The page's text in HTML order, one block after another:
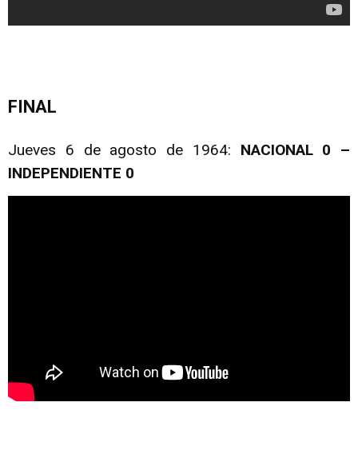
FINAL
Jueves 6 de agosto de 1964: NACIONAL 0 –
INDEPENDIENTE 0